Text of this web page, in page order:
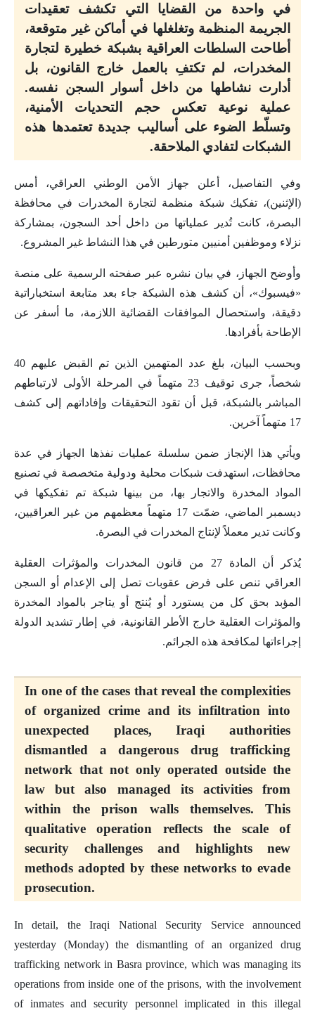
في واحدة من القضايا التي تكشف تعقيدات
الجريمة المنظمة وتغلغلها في أماكن غير متوقعة،
أطاحت السلطات العراقية بشبكة خطيرة لتجارة
المخدرات، لم تكتفِ بالعمل خارج القانون، بل
أدارت نشاطها من داخل أسوار السجن نفسه.
عملية نوعية تعكس حجم التحديات الأمنية،
وتسلّط الضوء على أساليب جديدة تعتمدها هذه
الشبكات لتفادي الملاحقة.
وفي التفاصيل، أعلن جهاز الأمن الوطني العراقي، أمس
(الإثنين)، تفكيك شبكة منظمة لتجارة المخدرات في محافظة
البصرة، كانت تُدير عملياتها من داخل أحد السجون، بمشاركة
نزلاء وموظفين أمنيين متورطين في هذا النشاط غير المشروع.
وأوضح الجهاز، في بيان نشره عبر صفحته الرسمية على منصة
«فيسبوك»، أن كشف هذه الشبكة جاء بعد متابعة استخباراتية
دقيقة، واستحصال الموافقات القضائية اللازمة، ما أسفر عن
الإطاحة بأفرادها.
وبحسب البيان، بلغ عدد المتهمين الذين تم القبض عليهم 40
شخصاً، جرى توقيف 23 متهماً في المرحلة الأولى لارتباطهم
المباشر بالشبكة، قبل أن تقود التحقيقات وإفاداتهم إلى كشف
17 متهماً آخرين.
ويأتي هذا الإنجاز ضمن سلسلة عمليات نفذها الجهاز في عدة
محافظات، استهدفت شبكات محلية ودولية متخصصة في تصنيع
المواد المخدرة والاتجار بها، من بينها شبكة تم تفكيكها في
ديسمبر الماضي، ضمّت 17 متهماً معظمهم من غير العراقيين،
وكانت تدير معملاً لإنتاج المخدرات في البصرة.
يُذكر أن المادة 27 من قانون المخدرات والمؤثرات العقلية
العراقي تنص على فرض عقوبات تصل إلى الإعدام أو السجن
المؤبد بحق كل من يستورد أو يُنتج أو يتاجر بالمواد المخدرة
والمؤثرات العقلية خارج الأطر القانونية، في إطار تشديد الدولة
إجراءاتها لمكافحة هذه الجرائم.
In one of the cases that reveal the complexities
of organized crime and its infiltration into
unexpected places, Iraqi authorities
dismantled a dangerous drug trafficking
network that not only operated outside the
law but also managed its activities from
within the prison walls themselves. This
qualitative operation reflects the scale of
security challenges and highlights new
methods adopted by these networks to evade
prosecution.
In detail, the Iraqi National Security Service announced
yesterday (Monday) the dismantling of an organized drug
trafficking network in Basra province, which was managing its
operations from inside one of the prisons, with the involvement
of inmates and security personnel implicated in this illegal